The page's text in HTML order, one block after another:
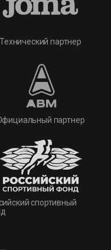
Технический партнер
партнер
спортивный